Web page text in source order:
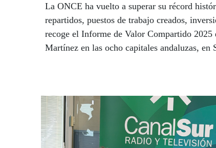
La ONCE ha vuelto a superar su récord
repartidos, puestos de trabajo creados,
recoge el Informe de Valor Compartido
Martínez en las ocho capitales andaluzas,